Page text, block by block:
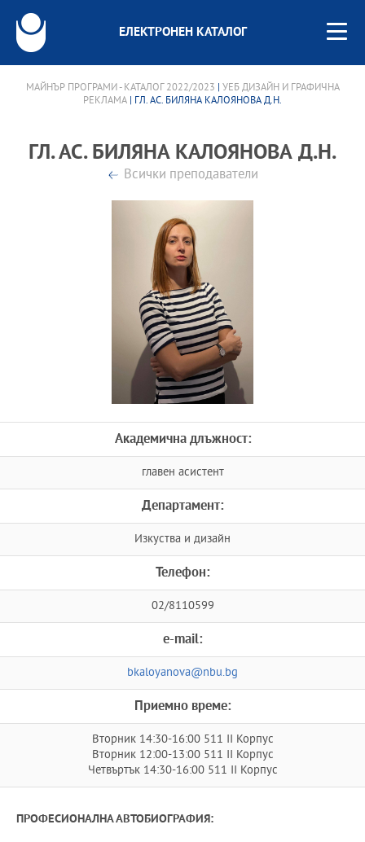
ЕЛЕКТРОНЕН КАТАЛОГ
МАЙНЪР ПРОГРАМИ - КАТАЛОГ 2022/2023
УЕБ ДИЗАЙН И ГРАФИЧНА
РЕКЛАМА | ГЛ. АС. БИЛЯНА КАЛОЯНОВА Д.Н.
ГЛ. АС. БИЛЯНА КАЛОЯНОВА Д.Н.
Всички преподаватели
Академична длъжност:
главен асистент
Департамент:
Изкуства и дизайн
Телефон:
02/8110599
e-mail:
bkaloyanova@nbu.bg
Приемно време:
Вторник 14:30-16:00 511 II Корпус
Вторник 12:00-13:00 511 II Корпус
Четвъртък 14:30-16:00 511 II Корпус
ПРОФЕСИОНАЛНА АВТОБИОГРАФИЯ: